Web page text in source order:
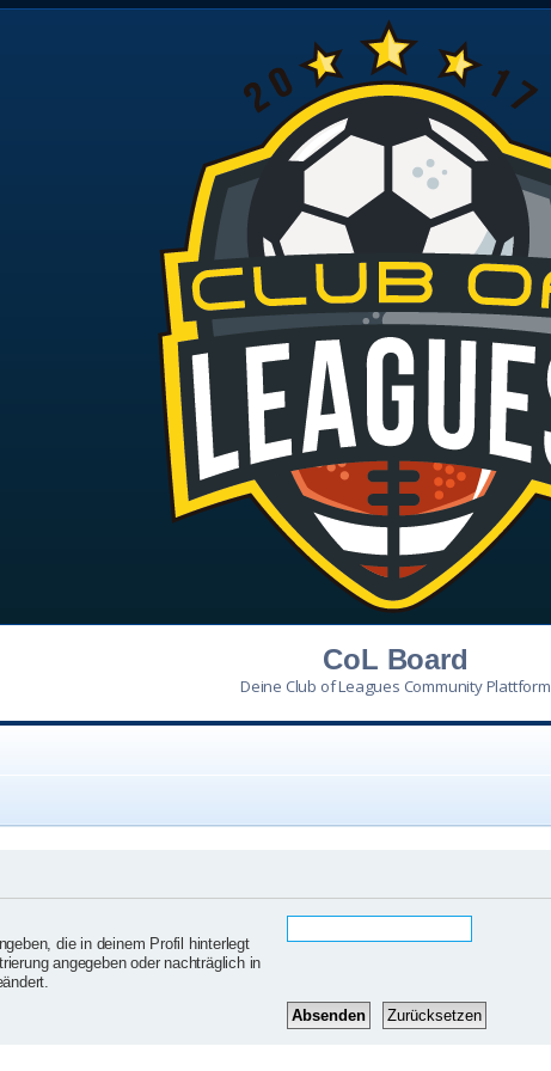
CoL Board
Deine Club of Leagues Community Plattform
die in deinem Profil hinterlegt
angegeben oder nachträglich in